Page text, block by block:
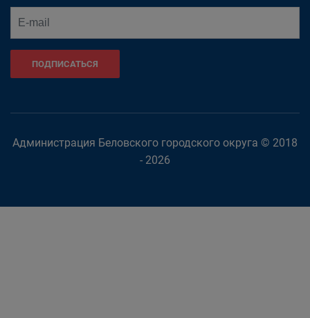
ПОДПИСАТЬСЯ
Администрация Беловского городского округа © 2018
- 2026